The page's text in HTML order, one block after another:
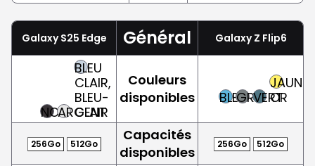
Galaxy S25 Edge Général Galaxy Z Flip6
NOIRARGENT
BLEU
CLAIR,
BLEU-
CLAIR
Couleurs
disponibles
BLEUGRISVERT
JAUNE,
OR
256Go 512Go
Capacités
disponibles
256Go 512Go